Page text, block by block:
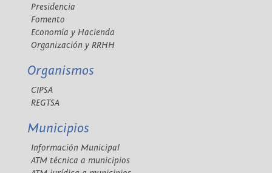
Presidencia
Fomento
Economía y Hacienda
Organización y RRHH
Organismos
CIPSA
REGTSA
Municipios
Información Municipal
ATM técnica a municipios